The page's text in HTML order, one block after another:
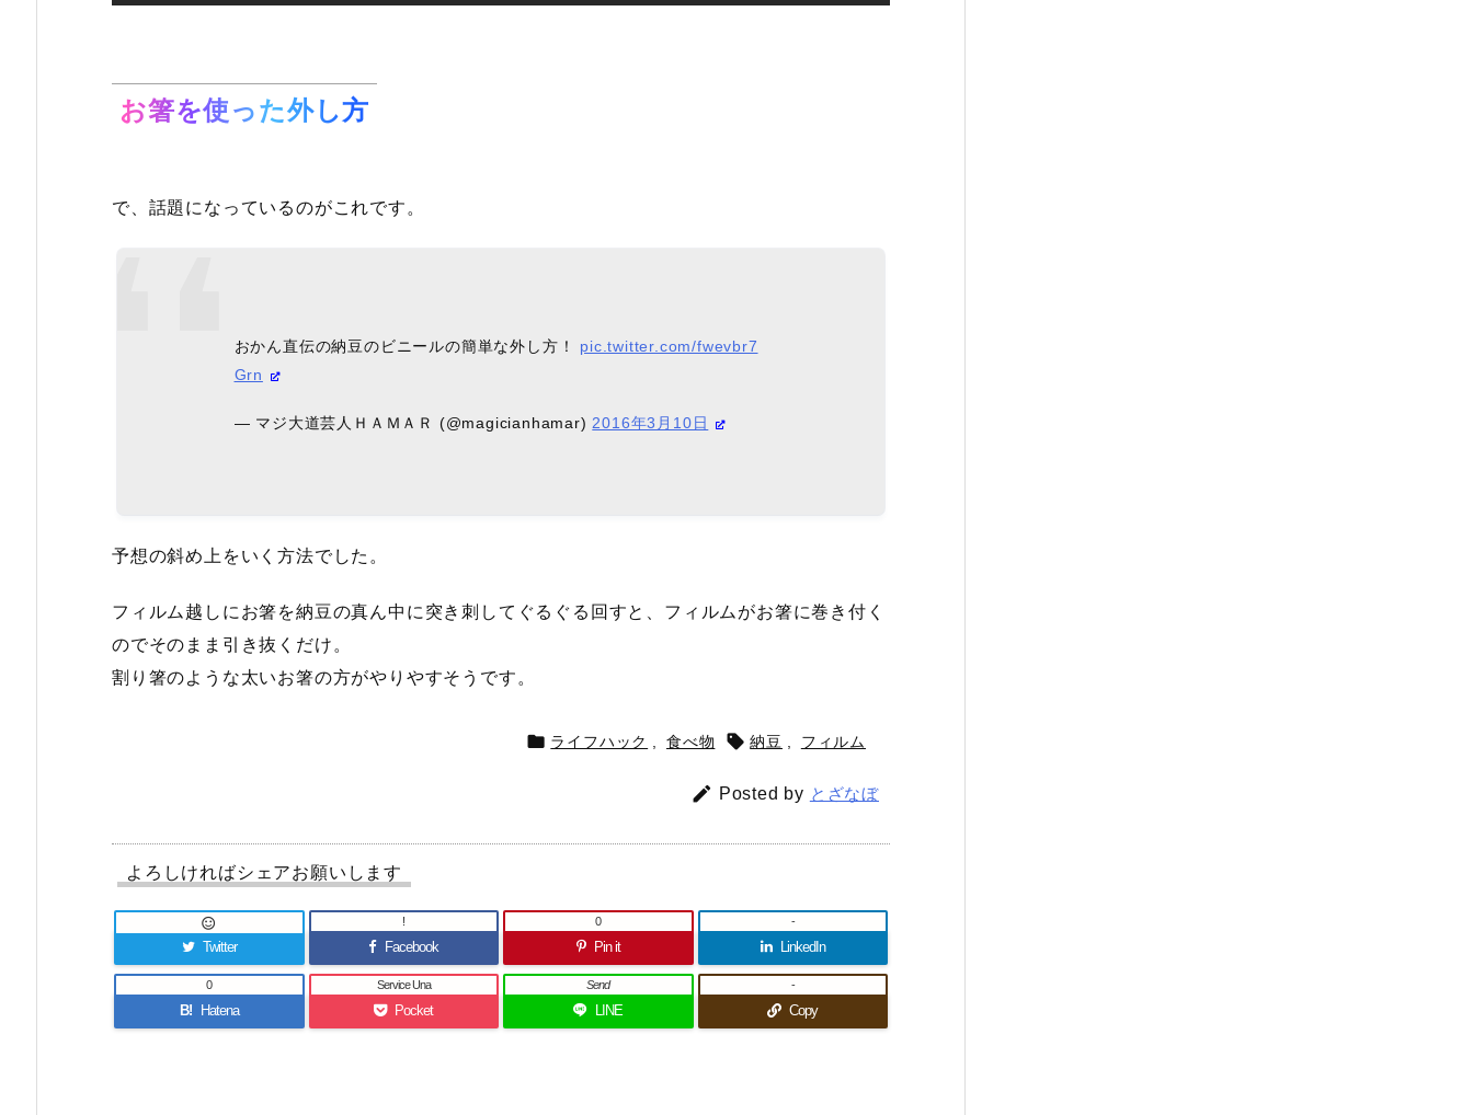
お箸を使った外し方
で、話題になっているのがこれです。
おかん直伝の納豆のビニールの簡単な外し方！ pic.twitter.com/fwevbr7
Grn
— マジ大道芸人ＨＡＭＡＲ (@magicianhamar)2016年3月10日
予想の斜め上をいく方法でした。
フィルム越しにお箸を納豆の真ん中に突き刺してぐるぐる回すと、フィルムがお箸に巻き付く
のでそのまま引き抜くだけ。
割り箸のような太いお箸の方がやりやすそうです。
 ライフハック 食べ物  納豆 フィルム
 Posted by とざなぼ
よろしければシェアお願いします
Twitter

Facebook
!
Pin it
0
LinkedIn
-
B! Hatena
0
Pocket
Service Una
LINE
Send
Copy
-